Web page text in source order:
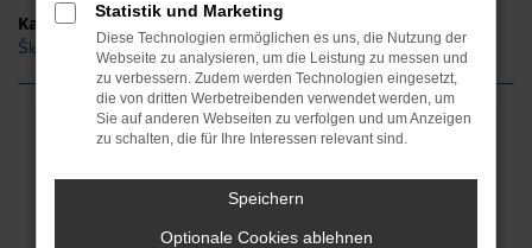
Kategorie
Škoda Kamiq Gebrauchtwagen Hannover
Fehler: Network Error
Beim Laden ist ein Fehler aufgetreten.
Hier sind ein paar Tipps, die dir helfen können:
Statistik und Marketing
Diese Technologien ermöglichen es uns, die Nutzung der
Webseite zu analysieren, um die Leistung zu messen und
zu verbessern. Zudem werden Technologien eingesetzt,
die von dritten Werbetreibenden verwendet werden, um
Sie auf anderen Webseiten zu verfolgen und um Anzeigen
zu schalten, die für Ihre Interessen relevant sind.
Speichern
Optionale Cookies ablehnen